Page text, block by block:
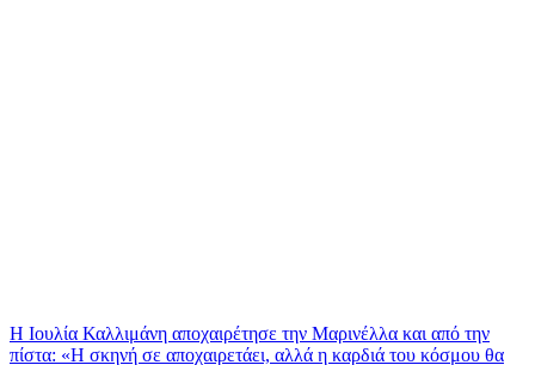
Η Ιουλία Καλλιμάνη αποχαιρέτησε την Μαρινέλλα και από την
πίστα: «H σκηνή σε αποχαιρετάει, αλλά η καρδιά του κόσμου θα